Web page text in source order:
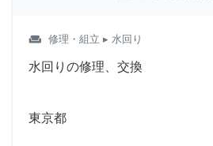
weekend 修理・組立 ▸ 水回り
水回りの修理、交換
東京都